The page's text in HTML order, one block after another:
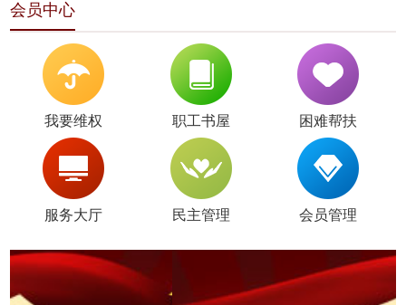
会员中心
我要维权 职工书屋 困难帮扶
服务大厅 民主管理 会员管理